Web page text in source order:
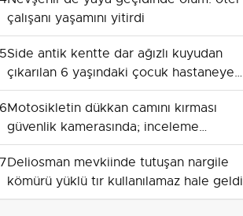
çalışanı yaşamını yitirdi
5Side antik kentte dar ağızlı kuyudan
çıkarılan 6 yaşındaki çocuk hastaneye
götürüldü
6Motosikletin dükkan camını kırması
güvenlik kamerasında; inceleme
sırasında bıçaklı arbede
7Deliosman mevkiinde tutuşan nargile
kömürü yüklü tır kullanılamaz hale geldi